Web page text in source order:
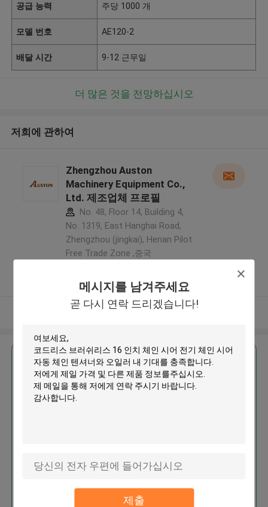
메시지를 남겨주세요
곧 다시 연락 드리겠습니다!
제출
공급 능력 주당 1000 개
모델 번호 AE120-2
배달 시간 9-12 근무일
더 많은 것을 전망하십시오
저희에 관하여
Zhengzhou Auston
Machinery Equipment Co.,
Ltd. 제조업체 프로필
No. 48, Floor 14, Building 4,
No. 1319, East Hanghai Road,
Zhengzhou (jingkai), Henan Pilot
Free Trade Zone ,중국
확인된 공급자
더 많은 것을 전망하십시오
가장 저렴 한 가격 으로
코드리스 브러쉬리스 16 인치 체